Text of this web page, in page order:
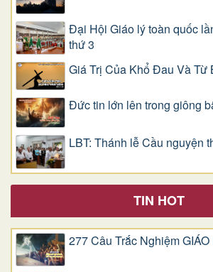
Đại Hội Giáo lý toàn quốc
thứ 3
Giá Trị Của Khổ Ðau Và Từ
Đức tin lớn lên trong giông
LBT: Thánh lễ Cầu nguyện
TIN HOT
277 Câu Trắc Nghiệm